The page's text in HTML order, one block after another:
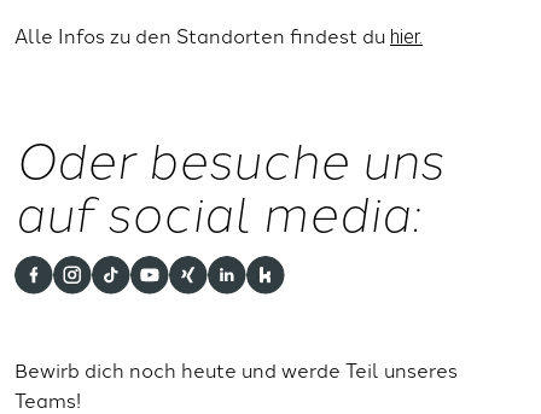
Alle Infos zu den Standorten findest du hier.
Oder besuche uns
auf social media:
Bewirb dich noch heute und werde Teil unseres
Teams!